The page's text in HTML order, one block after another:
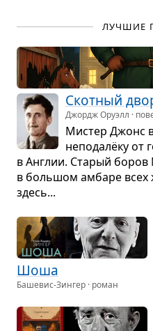
ЛУЧШИЕ
Скот­ный
Джордж Оруэлл ·
Мистер Джонс
непо­далёку от
в Англии. Ста­рый
в боль­шом амбаре
здесь...
Шоша
Башевис-Зингер · роман